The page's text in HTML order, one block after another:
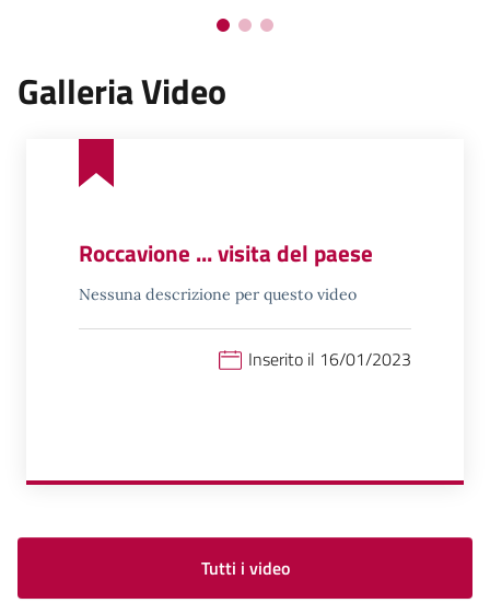
Galleria Video
Roccavione ... visita del paese
Nessuna descrizione per questo video
Inserito il 16/01/2023
Tutti i video